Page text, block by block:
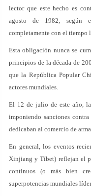
lector que este hecho es
agosto de 1982, según
completamente con el tiempo
Esta obligación nunca se
principios de la década de
que la República Popular
actores mundiales.
El 12 de julio de este año,
imponiendo sanciones
dedicaban al comercio de
En general, los eventos
Xinjiang y Tíbet) reflejan el
continuos (o más bien
superpotencias mundiales